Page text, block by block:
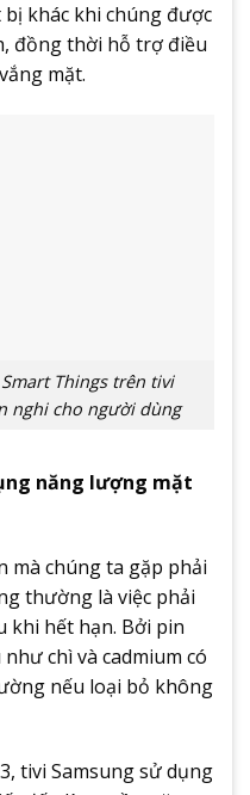
khác khi chúng được
đồng thời hỗ trợ điều
mặt.
Things trên tivi
nghi cho người dùng
năng lượng mặt
chúng ta gặp phải
thường là việc phải
khi hết hạn. Bởi pin
chì và cadmium có
nếu loại bỏ không
tivi Samsung sử dụng